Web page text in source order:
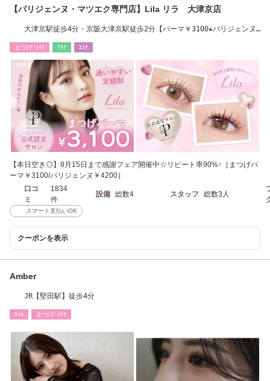
【パリジェンヌ・マツエク専門店】Lila リラ 大津京店
大津京駅徒歩4分・京阪大津京駅徒歩2分【パーマ￥3100★パリジェンヌ
まつげ･ﾒｲｸ ﾘﾗｸ ｴｽﾃ
【本日空き◎】8月15日まで感謝フェア開催中☆リピート率90%↑［まつげパ
ーマ￥3100/パリジェンヌ￥4200］
口コ
ミ
1834
件
設備 総数4 スタッフ 総数3人
スマート支払いOK
クーポンを表示
Amber
JR【堅田駅】徒歩4分
ﾈｲﾙ まつげ･ﾒｲｸ